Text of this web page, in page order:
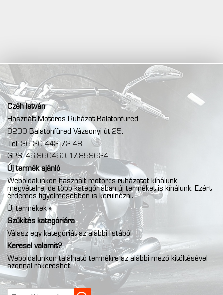
Czéh István
Használt Motoros Ruházat Balatonfüred
8230 Balatonfüred Vázsonyi út 25.
Tel: 36 20 442 72 48
GPS: 46.960460, 17.859624
Új termék ajánló
Weboldalunkon használt motoros ruházatot kínálunk
megvételre, de több kategóriában új terméket is kínálunk. Ezért
érdemes figyelmesebben is körülnézni.
Új termékek »
Szűkítés kategóriára
Válasz egy kategóriát az alábbi listából
Keresel valamit?
Weboldalunkon található termékre az alábbi mező kitöltésével
azonnal rákereshet.